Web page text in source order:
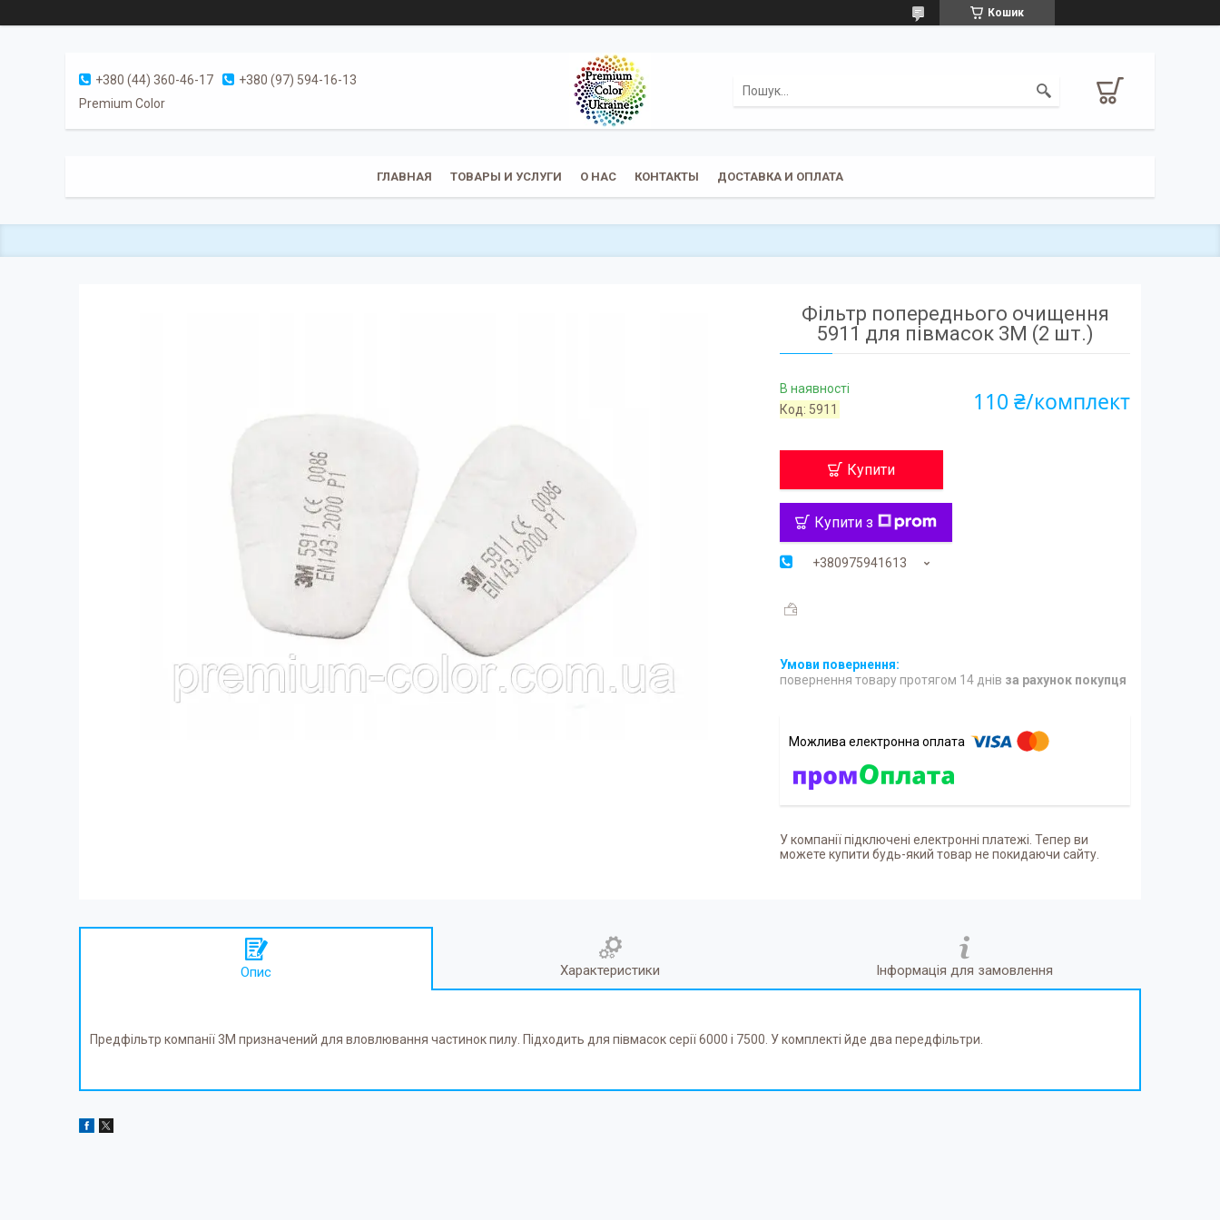
Кошик
+380 (44) 360-46-17
+380 (97) 594-16-13
Premium Color
ГЛАВНАЯ ТОВАРЫ И УСЛУГИ О НАС КОНТАКТЫ ДОСТАВКА И ОПЛАТА
Фільтр попереднього очищення
5911 для півмасок 3М (2 шт.)
В наявності
Код: 5911 110 ₴/комплект
Купити
Купити з
+380975941613
повернення товару протягом 14 днів за рахунок покупця
У компанії підключені електронні платежі. Тепер ви
можете купити будь-який товар не покидаючи сайту.
Опис Характеристики Інформація для замовлення
Предфільтр компанії 3М призначений для вловлювання частинок пилу. Підходить для півмасок серії 6000 і 7500. У комплекті йде два передфільтри.